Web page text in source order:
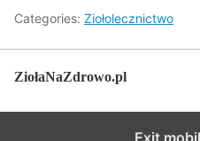
Categories: Ziołolecznictwo
ZiołaNaZdrowo.pl
Exit